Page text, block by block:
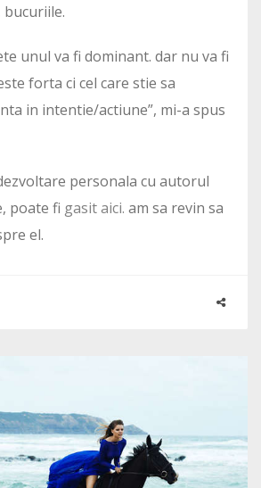
unul va fi dominant. dar nu va fi
forta ci cel care stie sa
in intentie/actiune”, mi-a spus
personala cu autorul
poate fi gasit aici. am sa revin sa
el.